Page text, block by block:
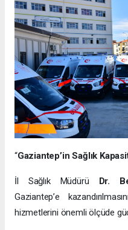
“Gaziantep’in Sağlık
İl Sağlık Müdürü Dr.
Gaziantep’e
hizmetlerini önemli ölçüde